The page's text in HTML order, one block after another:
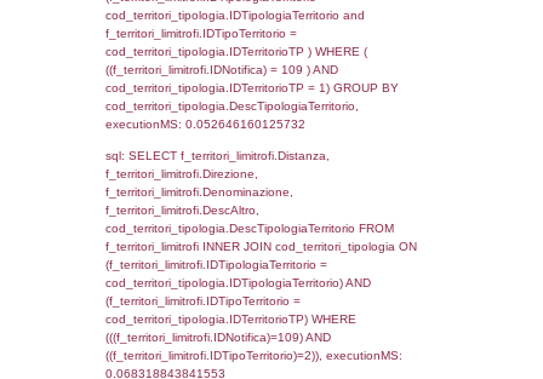
executionMS: 0.0024030208587646
sql: SELECT Cognome, Nome FROM
reg_a2_ruolipersonale INNER JOIN
reg_a2_ruolipersonale.IDPersonale =
executionMS: 0.0010499954223633
sql: SELECT cod_ipa_aoo.des_amm,
d1_controlli.UntAmmTerr,
d1_controlli.Regione, d1_controlli.Provincia,
d1_controlli.Comune, d1_controlli.Via,